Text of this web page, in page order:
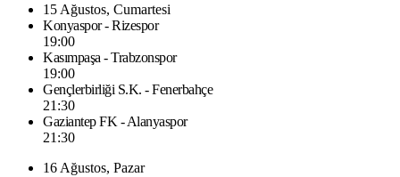
15 Ağustos, Cumartesi
Konyaspor - Rizespor
19:00
Kasımpaşa - Trabzonspor
19:00
Gençlerbirliği S.K. - Fenerbahçe
21:30
Gaziantep FK - Alanyaspor
21:30
16 Ağustos, Pazar